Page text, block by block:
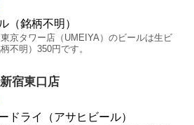
（銘柄不明）
京タワー店（UMEIYA）のビールは生ビ
不明）350円です。
宿東口店
ドライ（アサヒビール）